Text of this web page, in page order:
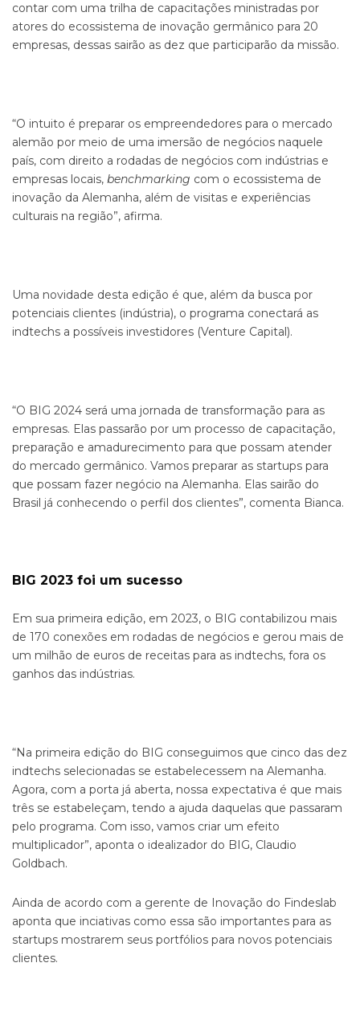
contar com uma trilha de capacitações ministradas por
atores do ecossistema de inovação germânico para 20
empresas, dessas sairão as dez que participarão da missão.
“O intuito é preparar os empreendedores para o mercado
alemão por meio de uma imersão de negócios naquele
país, com direito a rodadas de negócios com indústrias e
empresas locais, benchmarking com o ecossistema de
inovação da Alemanha, além de visitas e experiências
culturais na região”, afirma.
Uma novidade desta edição é que, além da busca por
potenciais clientes (indústria), o programa conectará as
indtechs a possíveis investidores (Venture Capital).
“O BIG 2024 será uma jornada de transformação para as
empresas. Elas passarão por um processo de capacitação,
preparação e amadurecimento para que possam atender
do mercado germânico. Vamos preparar as startups para
que possam fazer negócio na Alemanha. Elas sairão do
Brasil já conhecendo o perfil dos clientes”, comenta Bianca.
BIG 2023 foi um sucesso
Em sua primeira edição, em 2023, o BIG contabilizou mais
de 170 conexões em rodadas de negócios e gerou mais de
um milhão de euros de receitas para as indtechs, fora os
ganhos das indústrias.
“Na primeira edição do BIG conseguimos que cinco das dez
indtechs selecionadas se estabelecessem na Alemanha.
Agora, com a porta já aberta, nossa expectativa é que mais
três se estabeleçam, tendo a ajuda daquelas que passaram
pelo programa. Com isso, vamos criar um efeito
multiplicador”, aponta o idealizador do BIG, Claudio
Goldbach.
Ainda de acordo com a gerente de Inovação do Findeslab
aponta que inciativas como essa são importantes para as
startups mostrarem seus portfólios para novos potenciais
clientes.